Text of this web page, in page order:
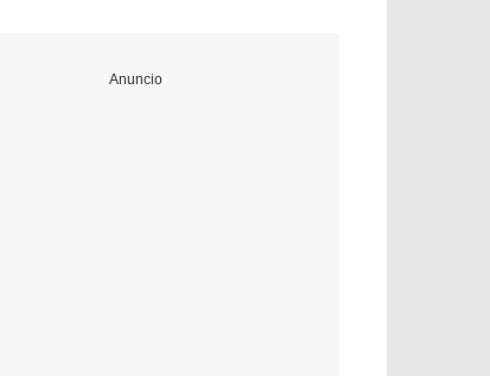
Anuncio